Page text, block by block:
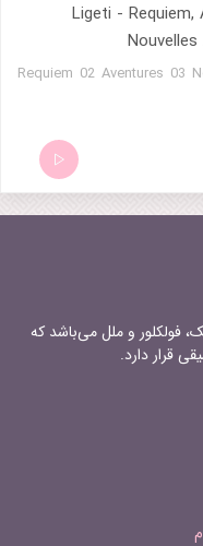
Ligeti -
01 Requiem 02 Aventures
و ملل می‌باشد که
قرار دارد.